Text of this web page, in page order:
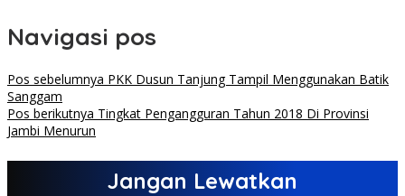
Navigasi pos
Pos sebelumnya PKK Dusun Tanjung Tampil Menggunakan Batik
Sanggam
Pos berikutnya Tingkat Pengangguran Tahun 2018 Di Provinsi
Jambi Menurun
Jangan Lewatkan